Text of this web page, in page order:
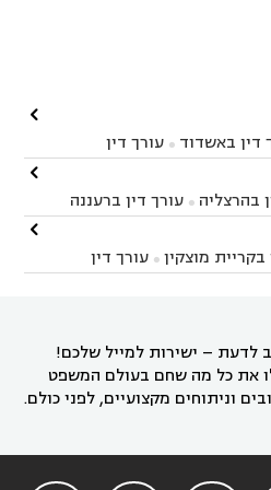
דין באשדוד 
עורך דין
עורך דין בגן יבנה
דין בערד
עורך דין בקרית מלאכי

בהרצליה  עורך דין ברעננה
בכפר סבא
עורך דין בהוד
בקיסריה  עורך דין בקדימה

בקריית מוצקין 
עורך דין
אתא
עורך דין

לדעת – ישירות למייל שלכם!
את כל מה שחם בעולם המשפט
וניתוחים מקצועיים, לפני כולם.